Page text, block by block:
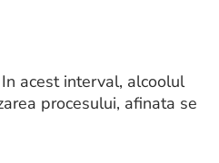
acest interval, alcoolul
procesului, afinata se